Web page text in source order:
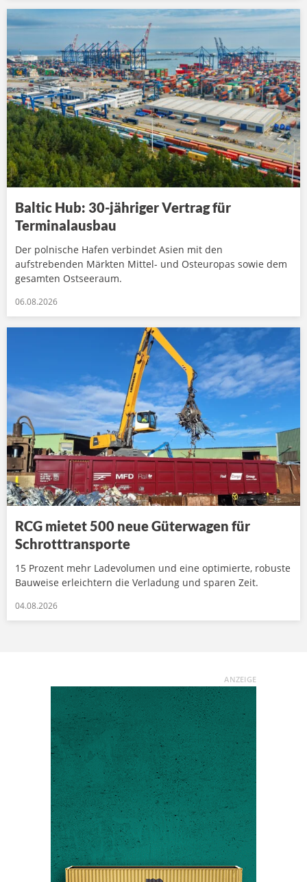
Baltic Hub: 30-jähriger Vertrag für
Terminalausbau
Der polnische Hafen verbindet Asien mit den
aufstrebenden Märkten Mittel- und Osteuropas sowie dem
gesamten Ostseeraum.
06.08.2026
RCG mietet 500 neue Güterwagen für
Schrotttransporte
15 Prozent mehr Ladevolumen und eine optimierte, robuste
Bauweise erleichtern die Verladung und sparen Zeit.
04.08.2026
ANZEIGE